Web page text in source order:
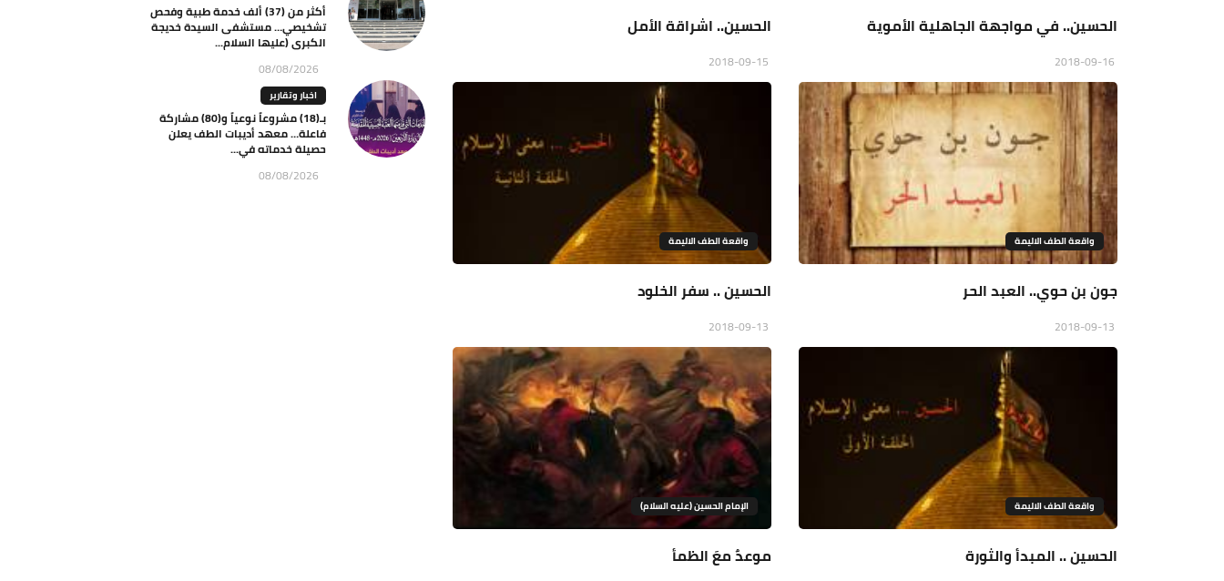
الحسين.. في مواجهة الجاهلية الأموية الحسين.. اشراقة الأمل
واقعة الطف الاليمة
جون بن حوي.. العبد الحر
واقعة الطف الاليمة
الحسين .. سفر الخلود
واقعة الطف الاليمة
الحسين .. المبدأ والثورة
الإمام الحسين (عليه السلام)
موعدٌ معَ الظمأ
أكثر من (37) ألف خدمة طبية وفحص
تشخيصي… مستشفى السيدة خديجة
الكبرى (عليها السلام...
08/08/2026
اخبار وتقارير
بـ(18) مشروعاً نوعياً و(80) مشاركة
فاعلة… معهد أديبات الطف يعلن
حصيلة خدماته في...
08/08/2026